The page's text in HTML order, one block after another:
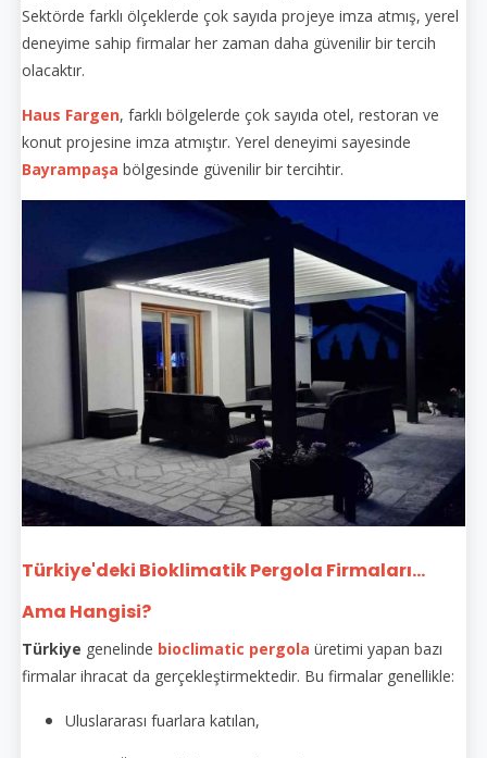
Sektörde farklı ölçeklerde çok sayıda projeye imza atmış, yerel
deneyime sahip firmalar her zaman daha güvenilir bir tercih
olacaktır.
Haus Fargen, farklı bölgelerde çok sayıda otel, restoran ve
konut projesine imza atmıştır. Yerel deneyimi sayesinde
Bayrampaşa bölgesinde güvenilir bir tercihtir.
Türkiye'deki Bioklimatik Pergola Firmaları...
Ama Hangisi?
Türkiye genelinde bioclimatic pergola üretimi yapan bazı
firmalar ihracat da gerçekleştirmektedir. Bu firmalar genellikle:
Uluslararası fuarlara katılan,